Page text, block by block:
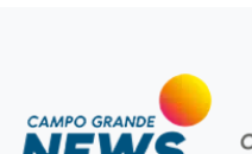
Túmulos são
desaparecem do